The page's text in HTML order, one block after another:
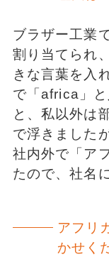
ブラザー工業
割り当てられ
きな言葉を入
で「africa」
と、私以外は
で浮きました
社内外で「ア
たので、社名
アフリ
かせく